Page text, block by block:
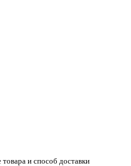
и способ доставки